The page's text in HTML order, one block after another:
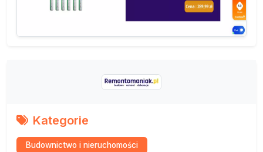
Kategorie
Budownictwo i nieruchomości